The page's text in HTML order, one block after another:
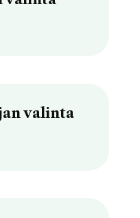
valinta